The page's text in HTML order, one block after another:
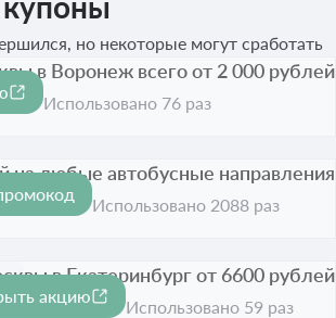
но некоторые могут сработать
в Воронеж всего от 2 000 рублей
Использовано 76 раз
на любые автобусные направления
истёк Использовано 2088 раз
в Екатеринбург от 6600 рублей
акции истёк
акцию
Использовано 59 раз